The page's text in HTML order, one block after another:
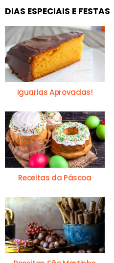
DIAS ESPECIAIS E FESTAS
Iguarias Aprovadas!
Receitas da Páscoa